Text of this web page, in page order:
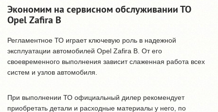
Экономим на сервисном обслуживании ТО
Opel Zafira B
Регламентное ТО играет ключевую роль в надежной
эксплуатации автомобилей Opel Zafira B. От его
своевременного выполнения зависит слаженная работа всех
систем и узлов автомобиля.
При выполнении ТО официальный дилер рекомендует
приобретать детали и расходные материалы у него, по